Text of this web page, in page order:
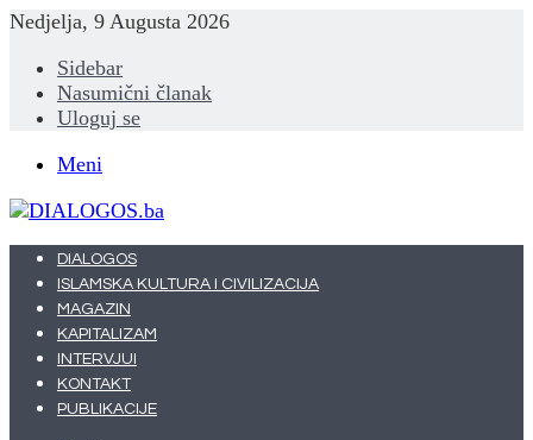
Nedjelja, 9 Augusta 2026
Sidebar
Nasumični članak
Uloguj se
Meni
DIALOGOS
ISLAMSKA KULTURA I CIVILIZACIJA
MAGAZIN
KAPITALIZAM
INTERVJUI
KONTAKT
PUBLIKACIJE